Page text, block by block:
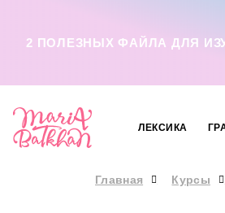
2 ПОЛЕЗНЫХ ФАЙЛА ДЛЯ
ЛЕКСИКА
Главная Курсы